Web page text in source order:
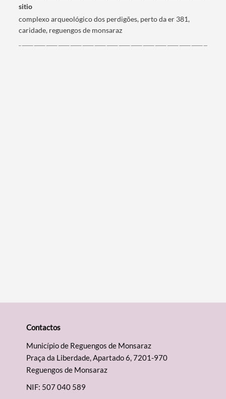
sitio
complexo arqueológico dos perdigões, perto da er 381,
caridade, reguengos de monsaraz
Contactos
Município de Reguengos de Monsaraz
Praça da Liberdade, Apartado 6, 7201-970
Reguengos de Monsaraz
NIF: 507 040 589